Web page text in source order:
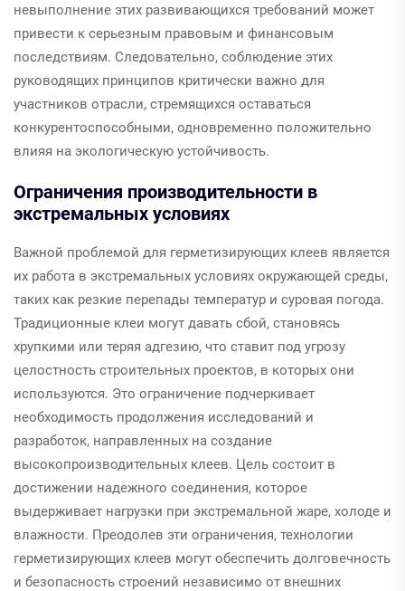
невыполнение этих развивающихся требований может
привести к серьезным правовым и финансовым
последствиям. Следовательно, соблюдение этих
руководящих принципов критически важно для
участников отрасли, стремящихся оставаться
конкурентоспособными, одновременно положительно
влияя на экологическую устойчивость.
Ограничения производительности в
экстремальных условиях
Важной проблемой для герметизирующих клеев является
их работа в экстремальных условиях окружающей среды,
таких как резкие перепады температур и суровая погода.
Традиционные клеи могут давать сбой, становясь
хрупкими или теряя адгезию, что ставит под угрозу
целостность строительных проектов, в которых они
используются. Это ограничение подчеркивает
необходимость продолжения исследований и
разработок, направленных на создание
высокопроизводительных клеев. Цель состоит в
достижении надежного соединения, которое
выдерживает нагрузки при экстремальной жаре, холоде и
влажности. Преодолев эти ограничения, технологии
герметизирующих клеев могут обеспечить долговечность
и безопасность строений независимо от внешних